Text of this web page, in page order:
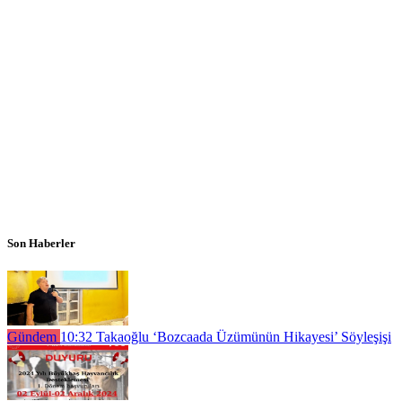
Son Haberler
Gündem 10:32 Takaoğlu ‘Bozcaada Üzümünün Hikayesi’ Söyleşişi